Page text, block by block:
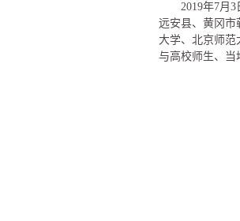
2019年7月
远安县、黄冈市
大学、北京师范
与高校师生、当